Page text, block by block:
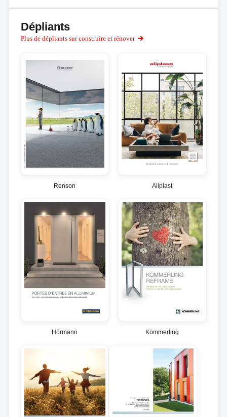
Dépliants
Plus de dépliants sur construire et rénover
Renson Aliplast
Hörmann Kömmerling